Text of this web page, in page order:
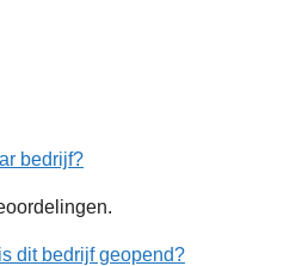
bedrijf?
dit bedrijf geopend?